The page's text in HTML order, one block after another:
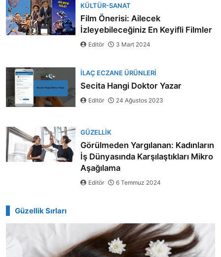
KÜLTÜR-SANAT
Film Önerisi: Ailecek
İzleyebileceğiniz En Keyifli Filmler
Editör 3 Mart 2024
İLAÇ ECZANE ÜRÜNLERI
Secita Hangi Doktor Yazar
Editör 24 Ağustos 2023
GÜZELLIK
Görülmeden Yargılanan: Kadınların
İş Dünyasında Karşılaştıkları Mikro
Aşağılama
Editör 6 Temmuz 2024
Güzellik Sırları